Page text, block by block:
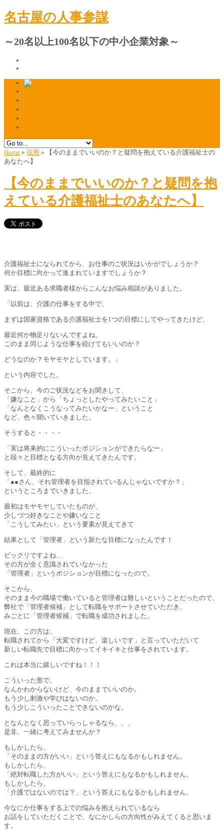
名古屋の人事参謀
～20名以上100名以下の中小企業対象～
Home » 採用 »
【今のままでいいのか？と疑問を抱えている介護福祉士の
あなたへ】
【今のままでいいのか？と疑問を抱
えている介護福祉士のあなたへ】
介護福祉士になられてから、お仕事のご状況はいかがでしょうか？
何か目標に向かって進まれていますでしょうか？
実は、最近ある求職者様からこんなお悩み相談がありました。
「以前は、介護の仕事をする中で、
まずは国家資格である介護福祉士を1つの目標にしてやってきたけど、
最近何か物足りないんですよね。
このまま同じような仕事を続けてもいいのか？
どうなのか？モヤモヤとしています。」
という内容でした。
そこから、今のご状況などをお聞きして、
「嫌なこと」から「ちょっとしたやってみたいこと」
「なんとなくこうなってみたいかなー」ということ
など、色々聞いていきました。
そうすると・・・・
「実は将来的にこういったポジションができたらなー」
と段々と目標となる方向が見えてきたんです。
そして、最終的に
「●●さん、それ管理者を目指されているんじゃないですか？」
というところまでいきました。
最初はモヤモヤしていたものが、
少しづつ好きなことや嫌いなこと
「こうしてみたい」という要素が見えてきて
結果として「管理者」という新たな目標になったんです！
ビックリですよね…
その方が全く意識されていなかった
「管理者」というポジションが目標になったので。
そこから、
そのまま今の職場で働いていると管理者は難しいということだったので、
弊社で「管理者候補」として転職をサポートさせていただき、
みごとに「管理者候補」で転職を成功されました。
現在、この方は、
転職されてから「大変ですけど、楽しいです」と言っていただいて
新しい転職先で目標に向かってイキイキと仕事をされています。
これは本当に嬉しいですね！！！
こういった形で、
なんかわからないけど、今のままでいいのか。
もう少し刺激や学びはないのか。
もう少しこういったことできないのかな。
となんとなく思っていらっしゃるなら、、、
是非、一緒に考えてみませんか？
もしかしたら、
「そのままの方がいい」という答えにもなるかもしれません。
もしかしたら、
「絶対転職した方がいい」という答えにもなるかもしれません。
もしかしたら、
「介護ではないのでは？」という答えにもなるかもしれません。
今なにか仕事をする上での悩みを抱えられているなら
お話をしていただくことで、なにかしらの方向性がみえてくると思いま
す。